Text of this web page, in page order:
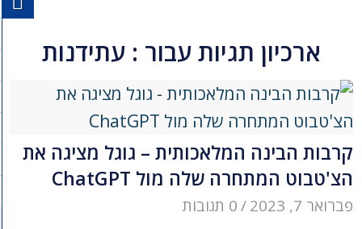
ארכיון תגיות עבור :עתידנות
קרבות הבינה המלאכותית – גוגל מציגה את
הצ'טבוט המתחרה שלה מול ChatGPT
פברואר 7, 2023 /0 תגובות